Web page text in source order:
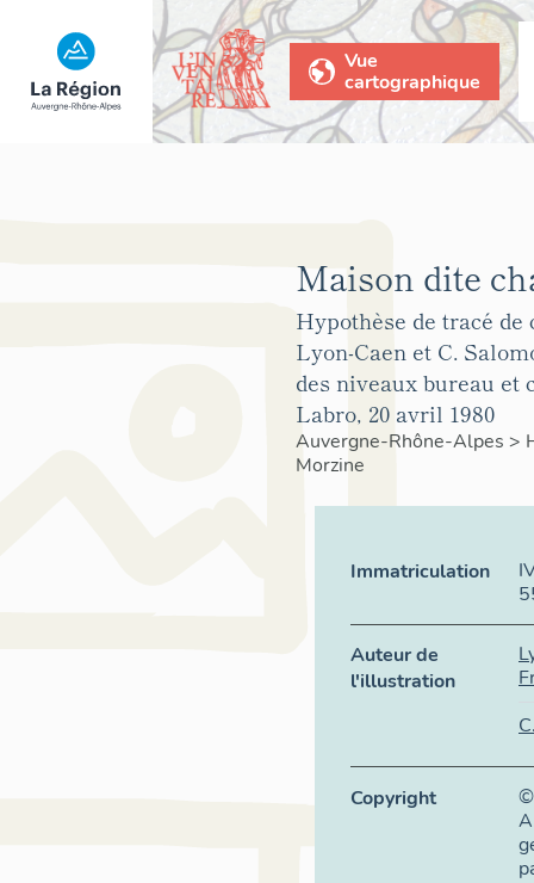
Vue
cartographique
Maison dite
Hypothèse de tracé
Lyon-Caen et C.
des niveaux bureau et
Labro, 20 avril 1980
Auvergne-Rhône-Alpes >
Morzine
Immatriculation
Auteur de
l'illustration
Copyright
©